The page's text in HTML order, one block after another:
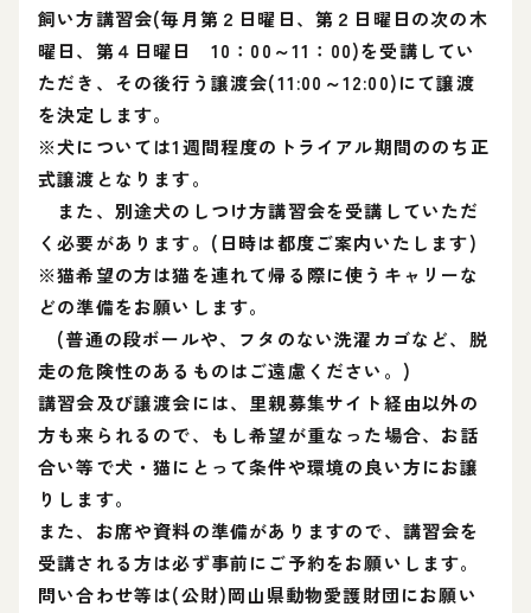
飼い方講習会(毎月第２日曜日、第２日曜日の次の木
曜日、第４日曜日 10：00～11：00)を受講してい
ただき、その後行う譲渡会(11:00～12:00)にて譲渡
を決定します。
※犬については1週間程度のトライアル期間ののち正
式譲渡となります。
また、別途犬のしつけ方講習会を受講していただ
く必要があります。(日時は都度ご案内いたします)
※猫希望の方は猫を連れて帰る際に使うキャリーな
どの準備をお願いします。
(普通の段ボールや、フタのない洗濯カゴなど、脱
走の危険性のあるものはご遠慮ください。)
講習会及び譲渡会には、里親募集サイト経由以外の
方も来られるので、もし希望が重なった場合、お話
合い等で犬・猫にとって条件や環境の良い方にお譲
りします。
また、お席や資料の準備がありますので、講習会を
受講される方は必ず事前にご予約をお願いします。
問い合わせ等は(公財)岡山県動物愛護財団にお願い